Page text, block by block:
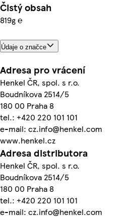
Čistý obsah
819g ℮
Údaje o značce
Adresa pro vrácení
Henkel ČR, spol. s r.o.
Boudníkova 2514/5
180 00 Praha 8
tel.: +420 220 101 101
e-mail: cz.info@henkel.com
www.henkel.cz
Adresa distributora
Henkel ČR, spol. s r.o.
Boudníkova 2514/5
180 00 Praha 8
tel.: +420 220 101 101
e-mail: cz.info@henkel.com